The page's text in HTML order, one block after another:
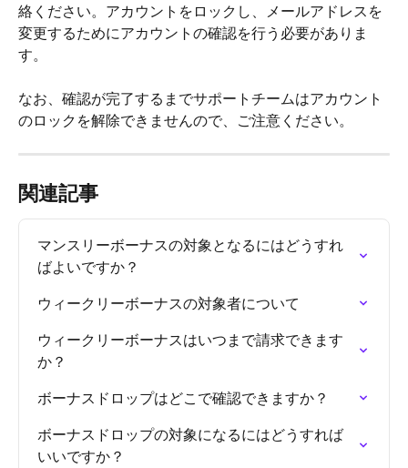
絡ください。アカウントをロックし、メールアドレスを
変更するためにアカウントの確認を行う必要がありま
す。
なお、確認が完了するまでサポートチームはアカウント
のロックを解除できませんので、ご注意ください。
関連記事
マンスリーボーナスの対象となるにはどうすれ
ばよいですか？
ウィークリーボーナスの対象者について
ウィークリーボーナスはいつまで請求できます
か？
ボーナスドロップはどこで確認できますか？
ボーナスドロップの対象になるにはどうすれば
いいですか？